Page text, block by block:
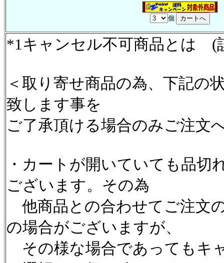
個
*1キャンセル不可商品とは (
＜取り寄せ商品の為、下記の
致します事を
ご了承頂ける場合のみご注文
・カートが開いていても品切
ございます。その為
他商品との合わせてご注文
の場合がございますが、
その様な場合であってもキ